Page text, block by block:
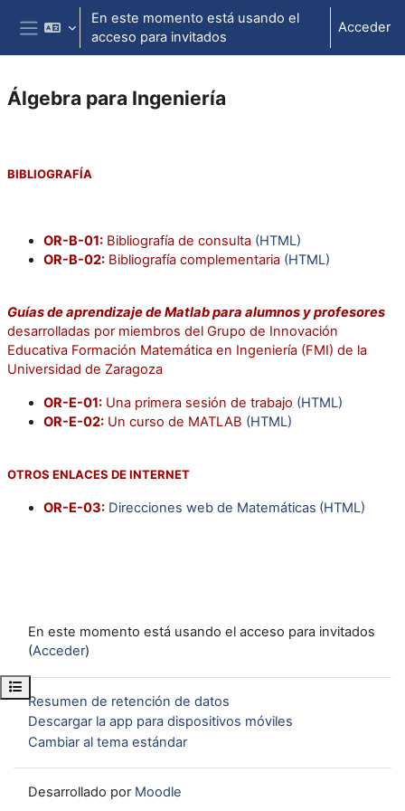
Salta al contenido principal
Panel lateral
En este momento está usando el
acceso para invitados
Acceder
Abrir índice del curso
Álgebra para Ingeniería
BIBLIOGRAFÍA
OR-B-01: Bibliografí­a de consulta (HTML)
OR-B-02: Bibliografí­a complementaria (HTML)
Guí­as de aprendizaje de Matlab para alumnos y profesores
desarrolladas por miembros del Grupo de Innovación
Educativa Formación Matemática en Ingenierí­a (FMI) de la
Universidad de Zaragoza
OR-E-01: Una primera sesión de trabajo (HTML)
OR-E-02: Un curso de MATLAB (HTML)
OTROS ENLACES DE INTERNET
OR-E-03: Direcciones web de Matemáticas (HTML)
En este momento está usando el acceso para invitados
(Acceder)
Resumen de retención de datos
Descargar la app para dispositivos móviles
Cambiar al tema estándar
Desarrollado por Moodle